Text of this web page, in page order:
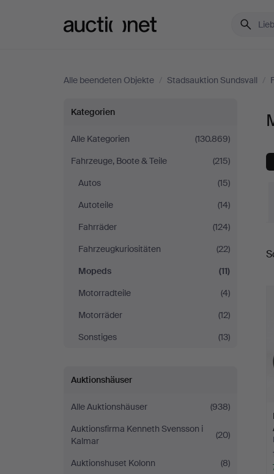
Alle beendeten Objekte / Stadsauktion Sundsvall /
Mopeds
bei
Stadsauktion
Sundsvall
Kategorien
Alle Kategorien
(130.869)
Fahrzeuge, Boote & Teile
(215)
Autos
(15)
Autoteile
(14)
Fahrräder
(124)
Fahrzeugkuriositäten
(22)
Mopeds
(11)
Motorradteile
(4)
Motorräder
(12)
Sonstiges
(13)
Auktionshäuser
Alle Auktionshäuser
(938)
Auktionsfirma Kenneth Svensson i
Kalmar
(20)
Auktionshuset Kolonn
(8)